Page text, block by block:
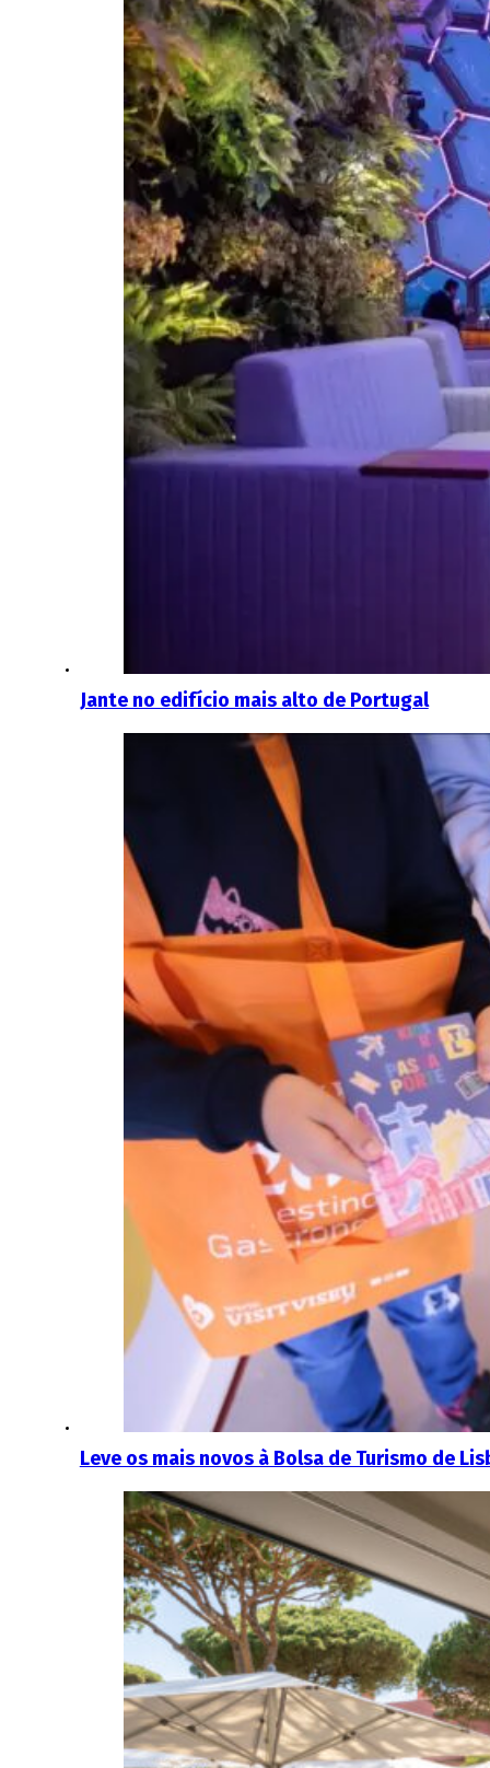
Jante no edifício mais alto de Portugal
Leve os mais novos à Bolsa de Turismo de